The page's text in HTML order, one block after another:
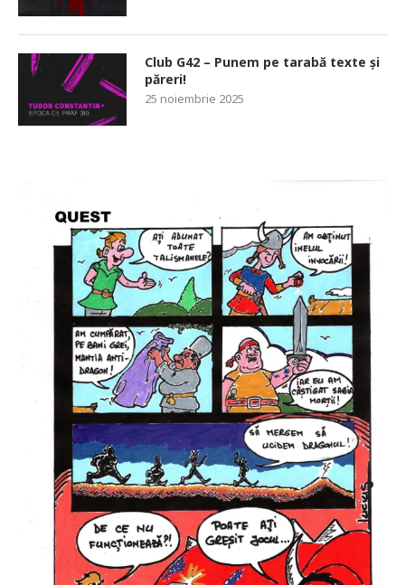
Club G42 – Punem pe tarabă texte și
păreri!
25 noiembrie 2025